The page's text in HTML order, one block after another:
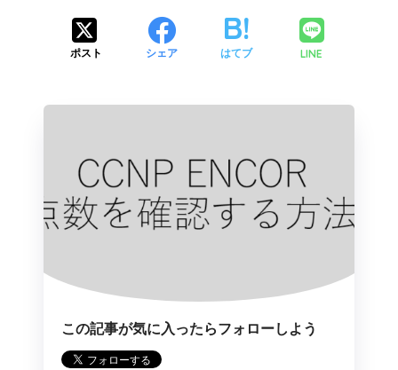
ポスト シェア はてブ LINE
この記事が気に入ったらフォローしよう